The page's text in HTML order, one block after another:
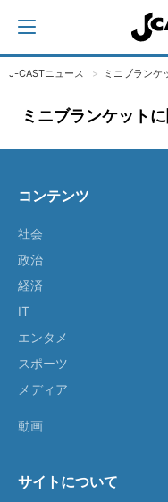
J-CASTニュース ミニブランケ
ミニブランケット
コンテンツ
社会
政治
経済
IT
エンタメ
スポーツ
メディア
動画
サイトについて